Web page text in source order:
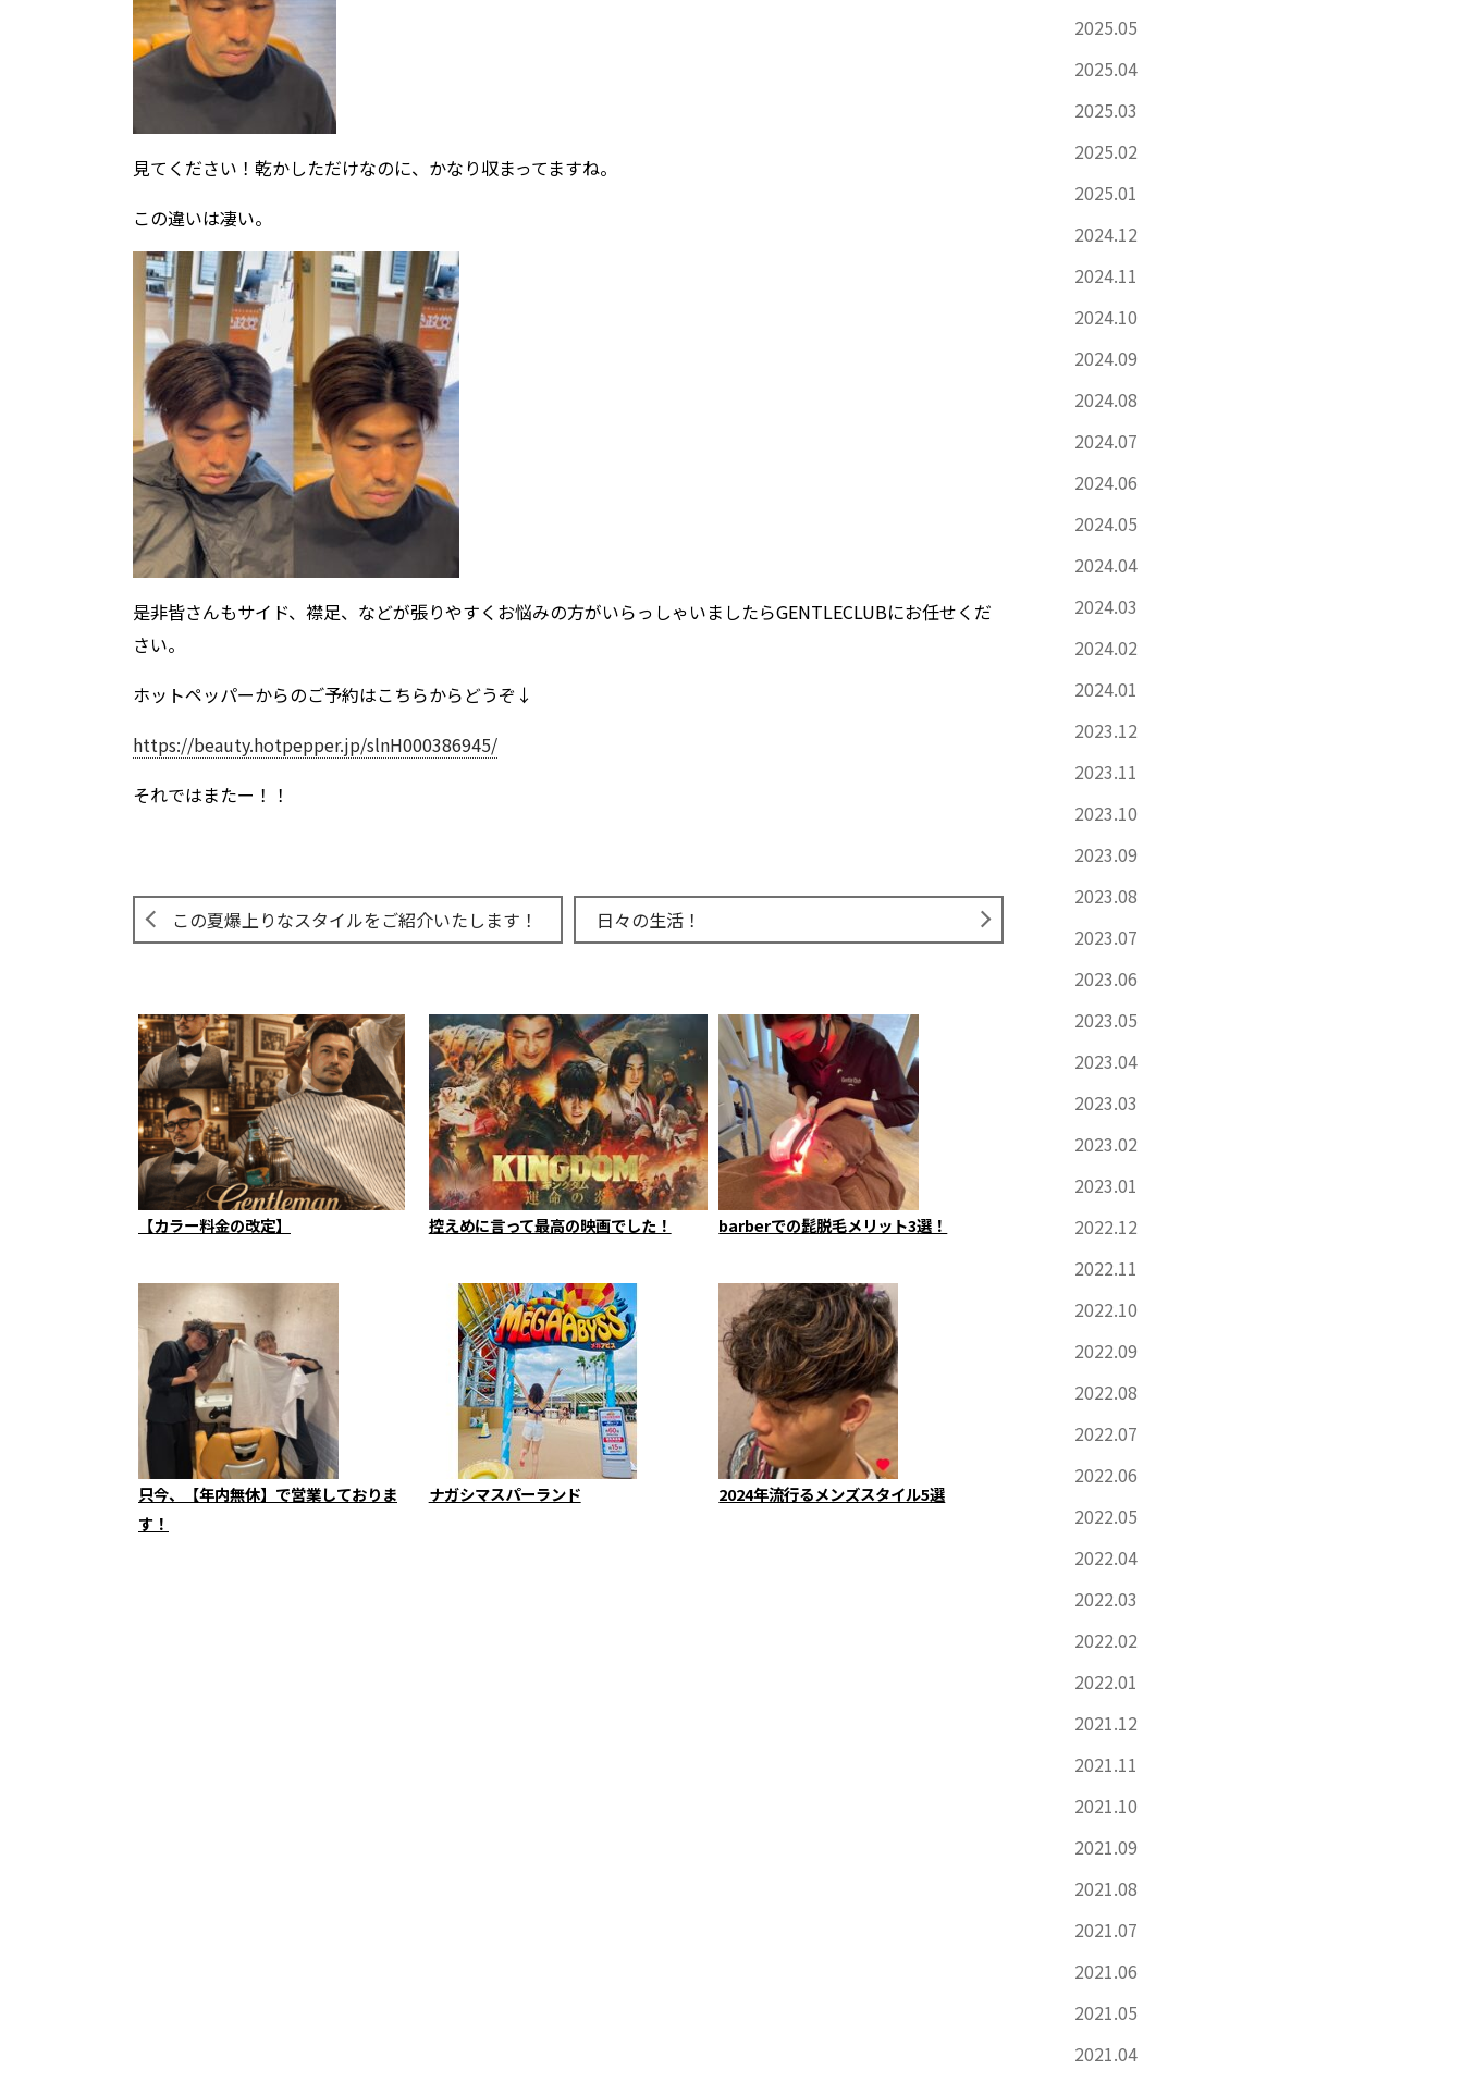
見てください！乾かしただけなのに、かなり収まってますね。
この違いは凄い。
是非皆さんもサイド、襟足、などが張りやすくお悩みの方がいらっしゃいましたらGENTLECLUBにお任せくだ
さい。
ホットペッパーからのご予約はこちらからどうぞ↓
https://beauty.hotpepper.jp/slnH000386945/
それではまたー！！
この夏爆上りなスタイルをご紹介いたします！ 日々の生活！
【カラー料金の改定】 控えめに言って最高の映画でした！ barberでの髭脱毛メリット3選！
只今、【年内無休】で営業しておりま
す！
ナガシマスパーランド 2024年流行るメンズスタイル5選
2025.05
2025.04
2025.03
2025.02
2025.01
2024.12
2024.11
2024.10
2024.09
2024.08
2024.07
2024.06
2024.05
2024.04
2024.03
2024.02
2024.01
2023.12
2023.11
2023.10
2023.09
2023.08
2023.07
2023.06
2023.05
2023.04
2023.03
2023.02
2023.01
2022.12
2022.11
2022.10
2022.09
2022.08
2022.07
2022.06
2022.05
2022.04
2022.03
2022.02
2022.01
2021.12
2021.11
2021.10
2021.09
2021.08
2021.07
2021.06
2021.05
2021.04